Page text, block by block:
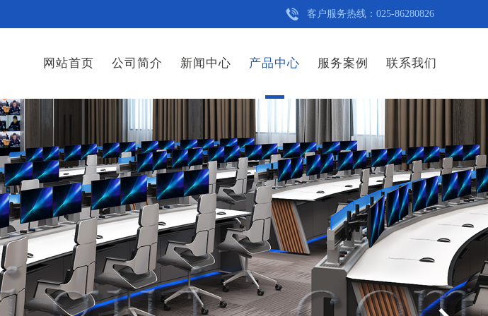
客户服务热线：025-86280826
网站首页 公司简介 新闻中心 产品中心 服务案例 联系我们